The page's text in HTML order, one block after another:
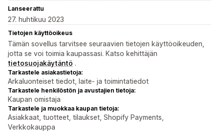
Lanseerattu
27. huhtikuu 2023
Tietojen käyttöoikeus
Tämän sovellus tarvitsee seuraavien tietojen käyttöoikeuden,
jotta se voi toimia kaupassasi. Katso kehittäjän
tietosuojakäytäntö .
Tarkastele asiakastietoja:
Arkaluonteiset tiedot, laite- ja toimintatiedot
Tarkastele henkilöstön ja avustajien tietoja:
Kaupan omistaja
Tarkastele ja muokkaa kaupan tietoja:
Asiakkaat, tuotteet, tilaukset, Shopify Payments,
Verkkokauppa